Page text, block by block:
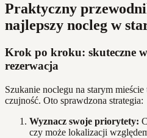
Praktyczny
najlepszy nocleg w
Krok po kroku: skuteczne
rezerwacja
Szukanie noclegu na starym
czujność. Oto sprawdzona strategia:
Wyznacz swoje priorytety:
czy może lokalizacji